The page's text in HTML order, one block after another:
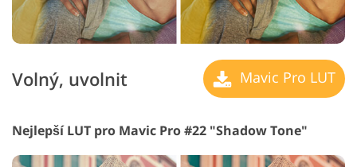
Volný, uvolnit Mavic Pro LUT
Nejlepší LUT pro Mavic Pro #22 "Shadow Tone"